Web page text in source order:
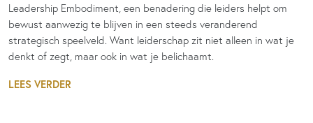
Leadership Embodiment, een benadering die leiders helpt om
bewust aanwezig te blijven in een steeds veranderend
strategisch speelveld. Want leiderschap zit niet alleen in wat je
denkt of zegt, maar ook in wat je belichaamt.
LEES VERDER